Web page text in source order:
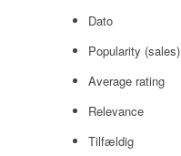
Dato
Popularity (sales)
Average rating
Relevance
Tilfældig